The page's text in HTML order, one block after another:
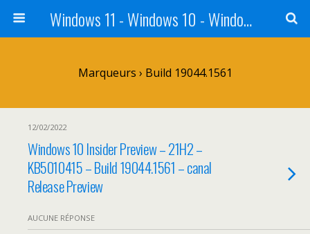
Windows 11 - Windows 10 - Windows 8 - Windows 7 - VISTA
Marqueurs › Build 19044.1561
12/02/2022
Windows 10 Insider Preview – 21H2 –
KB5010415 – Build 19044.1561 – canal
Release Preview
AUCUNE RÉPONSE